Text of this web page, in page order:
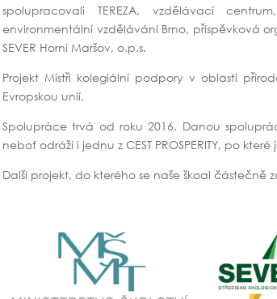
spolupracovali TEREZA, vzdělávací
environmentální vzdělávání Brno, příspěvková
SEVER Horní Maršov, o.p.s.
Projekt Mistři kolegiální podpory v oblasti
Evropskou unií.
Spolupráce trvá od roku 2016. Danou
neboť odráží i jednu z CEST PROSPERITY, po které
Další projekt, do kterého se naše škoal částečně